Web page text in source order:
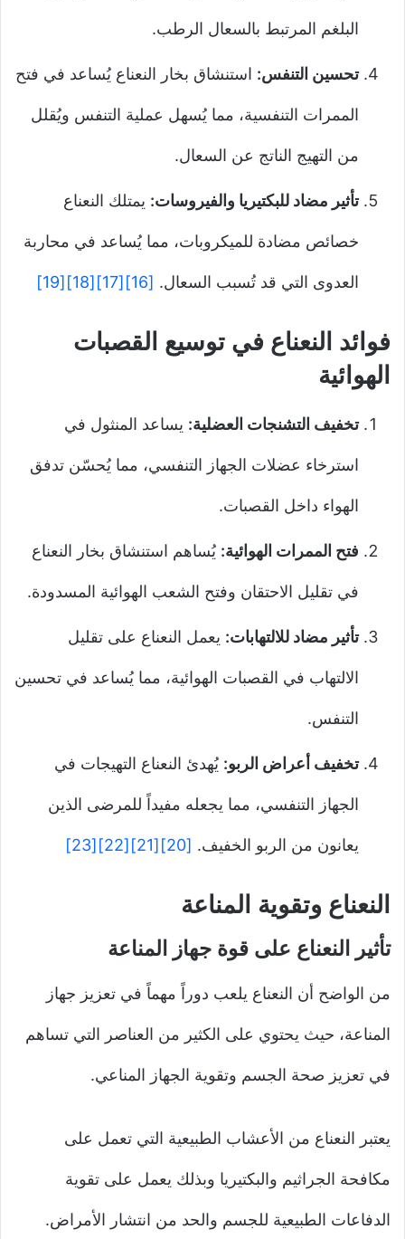
البلغم المرتبط بالسعال الرطب.
تحسين التنفس: استنشاق بخار النعناع يُساعد في فتح
الممرات التنفسية، مما يُسهل عملية التنفس ويُقلل
من التهيج الناتج عن السعال.
تأثير مضاد للبكتيريا والفيروسات: يمتلك النعناع
خصائص مضادة للميكروبات، مما يُساعد في محاربة
العدوى التي قد تُسبب السعال. [16]
[17]
[18]
[19]
فوائد النعناع في توسيع القصبات
الهوائية
تخفيف التشنجات العضلية: يساعد المنثول في
استرخاء عضلات الجهاز التنفسي، مما يُحسّن تدفق
الهواء داخل القصبات.
فتح الممرات الهوائية: يُساهم استنشاق بخار النعناع
في تقليل الاحتقان وفتح الشعب الهوائية المسدودة.
تأثير مضاد للالتهابات: يعمل النعناع على تقليل
الالتهاب في القصبات الهوائية، مما يُساعد في تحسين
التنفس.
تخفيف أعراض الربو: يُهدئ النعناع التهيجات في
الجهاز التنفسي، مما يجعله مفيداً للمرضى الذين
يعانون من الربو الخفيف. [20]
[21]
[22]
[23]
النعناع وتقوية المناعة
تأثير النعناع على قوة جهاز المناعة
من الواضح أن النعناع يلعب دوراً مهماً في تعزيز جهاز
المناعة، حيث يحتوي على الكثير من العناصر التي تساهم
في تعزيز صحة الجسم وتقوية الجهاز المناعي.
يعتبر النعناع من الأعشاب الطبيعية التي تعمل على
مكافحة الجراثيم والبكتيريا وبذلك يعمل على تقوية
الدفاعات الطبيعية للجسم والحد من انتشار الأمراض.